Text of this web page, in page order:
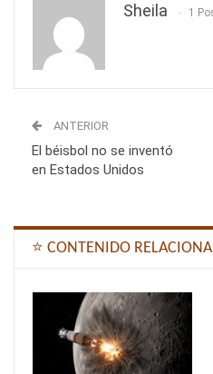
Sheila 1
ANTERIOR
El béisbol no se inventó
en Estados Unidos
⭐ CONTENIDO